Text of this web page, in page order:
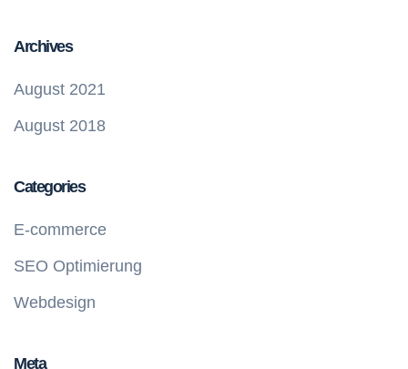
Archives
August 2021
August 2018
Categories
E-commerce
SEO Optimierung
Webdesign
Meta